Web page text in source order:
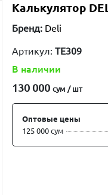
Калькулятор
Бренд: Deli
Артикул: TE309
В наличии
130 000 сум / шт
Оптовые цены
125 000 сум